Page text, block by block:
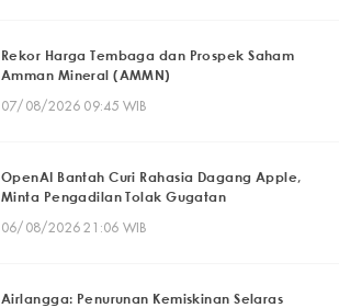
Rekor Harga Tembaga dan Prospek Saham
Amman Mineral (AMMN)
07/08/2026 09:45 WIB
OpenAI Bantah Curi Rahasia Dagang Apple,
Minta Pengadilan Tolak Gugatan
06/08/2026 21:06 WIB
Airlangga: Penurunan Kemiskinan Selaras